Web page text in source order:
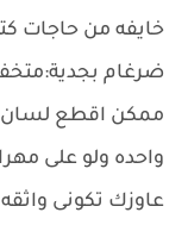
خايفه من حاجات
ضرغام
ممكن اقطع لسان
واحده ولو على
عاوزك تكونى